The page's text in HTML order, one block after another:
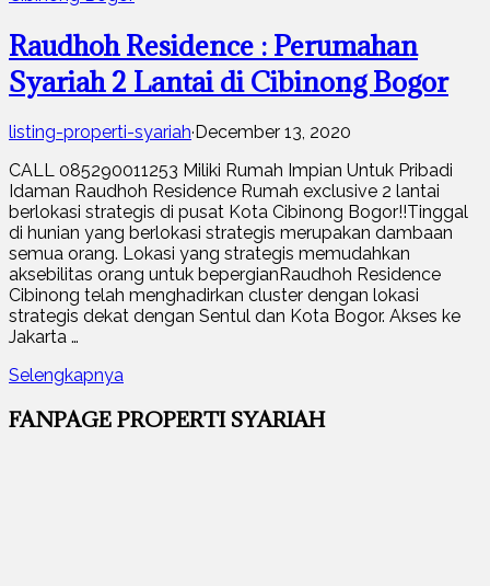
Raudhoh Residence : Perumahan
Syariah 2 Lantai di Cibinong Bogor
listing-properti-syariah·December 13, 2020
CALL 085290011253 Miliki Rumah Impian Untuk Pribadi
Idaman Raudhoh Residence Rumah exclusive 2 lantai
berlokasi strategis di pusat Kota Cibinong Bogor!!Tinggal
di hunian yang berlokasi strategis merupakan dambaan
semua orang. Lokasi yang strategis memudahkan
aksebilitas orang untuk bepergianRaudhoh Residence
Cibinong telah menghadirkan cluster dengan lokasi
strategis dekat dengan Sentul dan Kota Bogor. Akses ke
Jakarta …
Selengkapnya
FANPAGE PROPERTI SYARIAH